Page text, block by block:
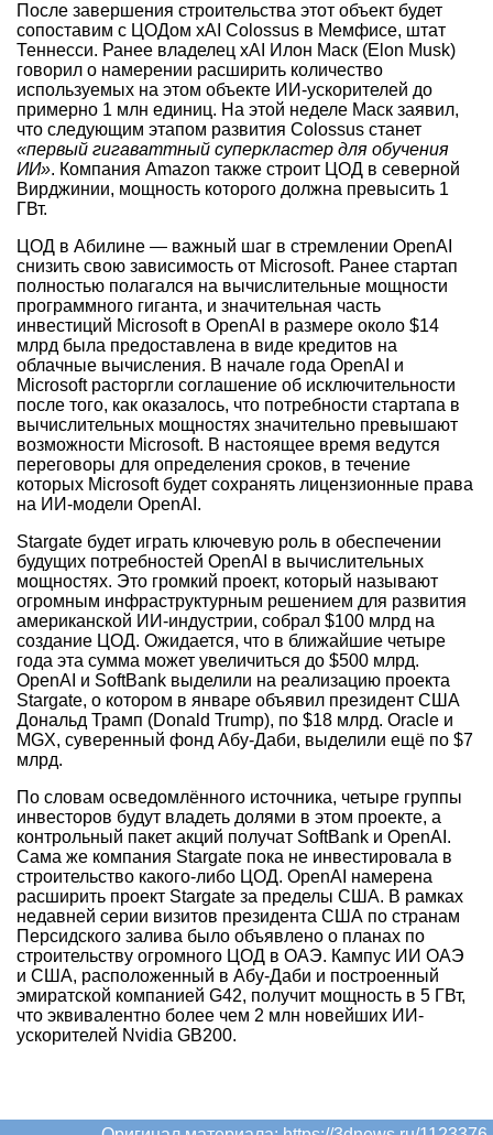
После завершения строительства этот объект будет
сопоставим с ЦОДом xAI Colossus в Мемфисе, штат
Теннесси. Ранее владелец xAI Илон Маск (Elon Musk)
говорил о намерении расширить количество
используемых на этом объекте ИИ-ускорителей до
примерно 1 млн единиц. На этой неделе Маск заявил,
что следующим этапом развития Colossus станет
«первый гигаваттный суперкластер для обучения
ИИ». Компания Amazon также строит ЦОД в северной
Вирджинии, мощность которого должна превысить 1
ГВт.
ЦОД в Абилине — важный шаг в стремлении OpenAI
снизить свою зависимость от Microsoft. Ранее стартап
полностью полагался на вычислительные мощности
программного гиганта, и значительная часть
инвестиций Microsoft в OpenAI в размере около $14
млрд была предоставлена в виде кредитов на
облачные вычисления. В начале года OpenAI и
Microsoft расторгли соглашение об исключительности
после того, как оказалось, что потребности стартапа в
вычислительных мощностях значительно превышают
возможности Microsoft. В настоящее время ведутся
переговоры для определения сроков, в течение
которых Microsoft будет сохранять лицензионные права
на ИИ-модели OpenAI.
Stargate будет играть ключевую роль в обеспечении
будущих потребностей OpenAI в вычислительных
мощностях. Это громкий проект, который называют
огромным инфраструктурным решением для развития
американской ИИ-индустрии, собрал $100 млрд на
создание ЦОД. Ожидается, что в ближайшие четыре
года эта сумма может увеличиться до $500 млрд.
OpenAI и SoftBank выделили на реализацию проекта
Stargate, о котором в январе объявил президент США
Дональд Трамп (Donald Trump), по $18 млрд. Oracle и
MGX, суверенный фонд Абу-Даби, выделили ещё по $7
млрд.
По словам осведомлённого источника, четыре группы
инвесторов будут владеть долями в этом проекте, а
контрольный пакет акций получат SoftBank и OpenAI.
Сама же компания Stargate пока не инвестировала в
строительство какого-либо ЦОД. OpenAI намерена
расширить проект Stargate за пределы США. В рамках
недавней серии визитов президента США по странам
Персидского залива было объявлено о планах по
строительству огромного ЦОД в ОАЭ. Кампус ИИ ОАЭ
и США, расположенный в Абу-Даби и построенный
эмиратской компанией G42, получит мощность в 5 ГВт,
что эквивалентно более чем 2 млн новейших ИИ-
ускорителей Nvidia GB200.